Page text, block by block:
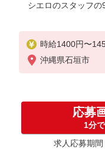
シエロのスタッフ
時給1400円〜
※残業代支給
★交通費別途支給
入社祝い金10万
お友達を紹介頂
インセンティブ
沖縄県石垣市
応募
1分
求人応募期